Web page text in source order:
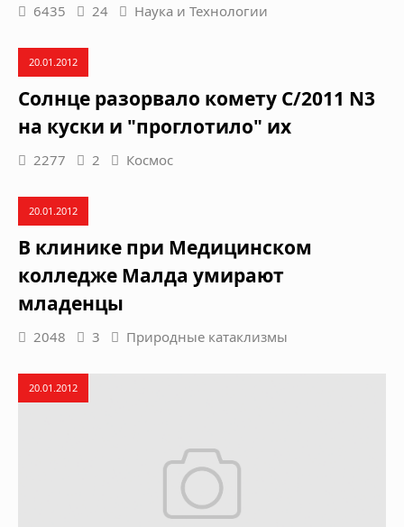
6435 24 Наука и Технологии
20.01.2012
Солнце разорвало комету C/2011 N3
на куски и "проглотило" их
2277 2 Космос
20.01.2012
В клинике при Медицинском
колледже Малда умирают
младенцы
2048 3 Природные катаклизмы
20.01.2012